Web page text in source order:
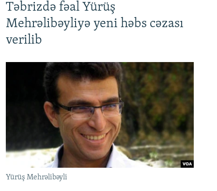
Təbrizdə fəal Yürüş
Mehrəlibəyliyə yeni həbs cəzası
verilib
Yürüş Mehrəlibəyli